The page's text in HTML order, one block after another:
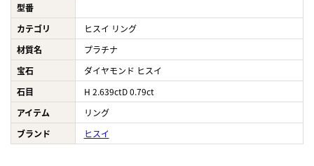
型番
カテゴリ
ヒスイ リング
材質名
プラチナ
宝石
ダイヤモンド ヒスイ
石目
H 2.639ctD 0.79ct
アイテム
リング
ブランド
ヒスイ